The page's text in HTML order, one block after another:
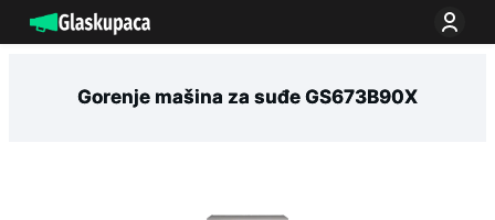
na
Gorenje mašina za suđe GS673B90X